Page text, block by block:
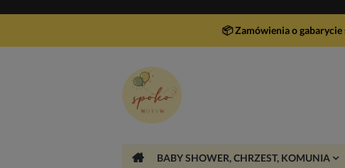
📦 Zamówienia o
BABY SHOWER, CHRZEST, KOMUNIA